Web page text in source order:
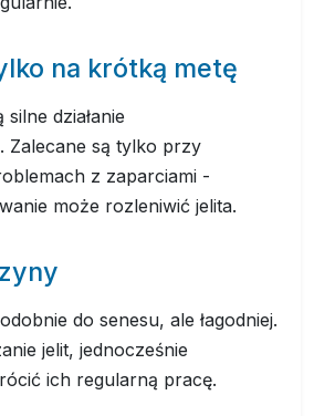
na krótką metę
silne działanie
Zalecane są tylko przy
z zaparciami -
może rozleniwić jelita.
do senesu, ale łagodniej.
jelit, jednocześnie
ich regularną pracę.